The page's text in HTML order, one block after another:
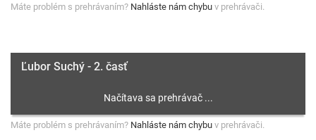
Máte problém s prehrávaním? Nahláste nám chybu v prehrávači.
Ľubor Suchý - 2. časť
Máte problém s prehrávaním? Nahláste nám chybu v prehrávači.